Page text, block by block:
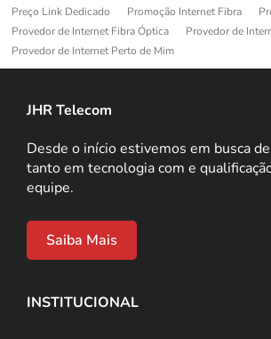
Preço Link Dedicado
Promoção Internet Fibra
Provedor de Internet Fibra Óptica
Provedor de
Provedor de Internet Perto de Mim
JHR Telecom
Desde o início estivemos em busca
tanto em tecnologia com e
equipe.
Saiba Mais
INSTITUCIONAL